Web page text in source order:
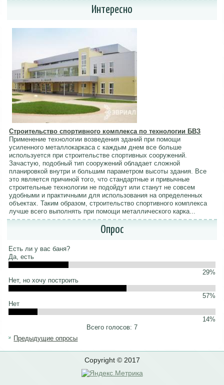
Интересно
Строительство спортивного комплекса по технологии БВЗ
Применение технологии возведения зданий при помощи
усиленного металлокаркаса с каждым днем все больше
используется при строительстве спортивных сооружений.
Зачастую, подобный тип сооружений обладает сложной
планировкой внутри и большим параметром высоты здания. Все
это является причиной того, что стандартные и привычные
строительные технологии не подойдут или станут не совсем
удобными и практичными для использования на определенных
объектах. Таким образом, строительство спортивного комплекса
лучше всего выполнять при помощи металлического карка...
Опрос
Есть ли у вас баня?
Да, есть
29%
Нет, но хочу построить
57%
Нет
14%
Всего голосов: 7
Предыдущие опросы
Copyright © 2017